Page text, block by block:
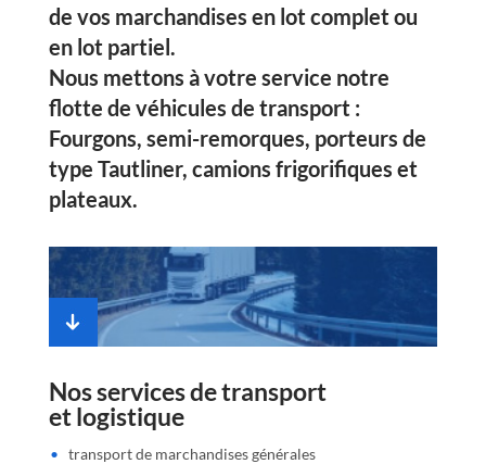
de vos marchandises en lot complet ou
en lot partiel.
Nous mettons à votre service notre
flotte de véhicules de transport :
Fourgons, semi-remorques, porteurs de
type Tautliner, camions frigorifiques et
plateaux.
Nos services de transport
et logistique
transport de marchandises générales